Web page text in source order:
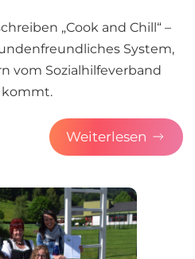
„Cook and Chill“ –
System,
vom Sozialhilfeverband
kommt.
Weiterlesen